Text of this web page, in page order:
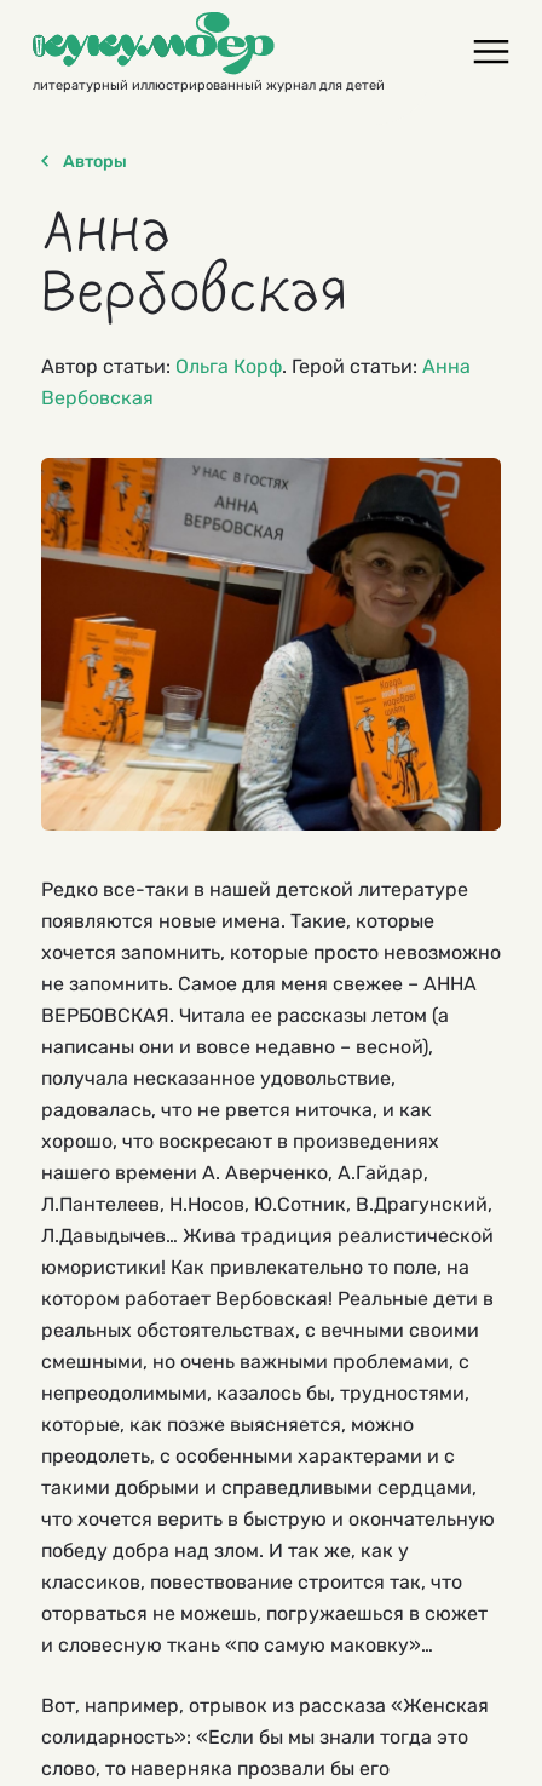
contentлитературный иллюстрированный журнал для детей
Авторы
Анна
Вербовская
Автор статьи: Ольга Корф. Герой статьи: Анна
Вербовская
Редко все-таки в нашей детской литературе
появляются новые имена. Такие, которые
хочется запомнить, которые просто невозможно
не запомнить. Самое для меня свежее – АННА
ВЕРБОВСКАЯ. Читала ее рассказы летом (а
написаны они и вовсе недавно – весной),
получала несказанное удовольствие,
радовалась, что не рвется ниточка, и как
хорошо, что воскресают в произведениях
нашего времени А. Аверченко, А.Гайдар,
Л.Пантелеев, Н.Носов, Ю.Сотник, В.Драгунский,
Л.Давыдычев… Жива традиция реалистической
юмористики! Как привлекательно то поле, на
котором работает Вербовская! Реальные дети в
реальных обстоятельствах, с вечными своими
смешными, но очень важными проблемами, с
непреодолимыми, казалось бы, трудностями,
которые, как позже выясняется, можно
преодолеть, с особенными характерами и с
такими добрыми и справедливыми сердцами,
что хочется верить в быструю и окончательную
победу добра над злом. И так же, как у
классиков, повествование строится так, что
оторваться не можешь, погружаешься в сюжет
и словесную ткань «по самую маковку»…
Вот, например, отрывок из рассказа «Женская
солидарность»: «Если бы мы знали тогда это
слово, то наверняка прозвали бы его